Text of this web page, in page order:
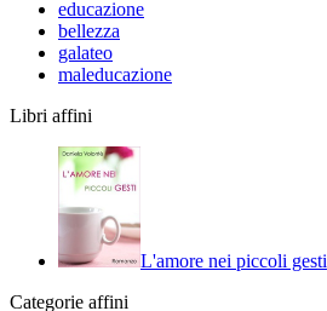
educazione
bellezza
galateo
maleducazione
Libri affini
L'amore nei piccoli gesti
Categorie affini